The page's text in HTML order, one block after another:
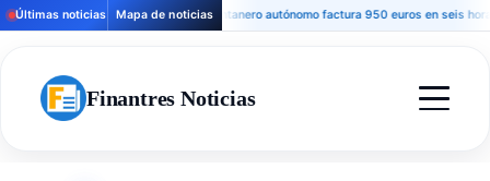
Últimas noticias Mapa de noticias
Un fontanero autónomo factura 950 euros en seis horas,
Finantres Noticias